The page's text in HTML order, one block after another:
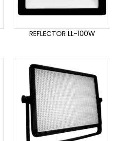
REFLECTOR LL-100W